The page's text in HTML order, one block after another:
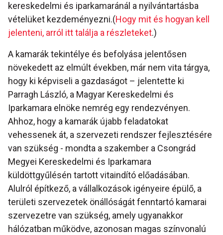
kereskedelmi és iparkamaránál a nyilvántartásba
vételüket kezdeményezni.(Hogy mit és hogyan kell
jelenteni, arról itt találja a részleteket.)
A kamarák tekintélye és befolyása jelentősen
növekedett az elmúlt években, már nem vita tárgya,
hogy ki képviseli a gazdaságot – jelentette ki
Parragh László, a Magyar Kereskedelmi és
Iparkamara elnöke nemrég egy rendezvényen.
Ahhoz, hogy a kamarák újabb feladatokat
vehessenek át, a szervezeti rendszer fejlesztésére
van szükség - mondta a szakember a Csongrád
Megyei Kereskedelmi és Iparkamara
küldöttgyűlésén tartott vitaindító előadásában.
Alulról építkező, a vállalkozások igényeire épülő, a
területi szervezetek önállóságát fenntartó kamarai
szervezetre van szükség, amely ugyanakkor
hálózatban működve, azonosan magas színvonalú